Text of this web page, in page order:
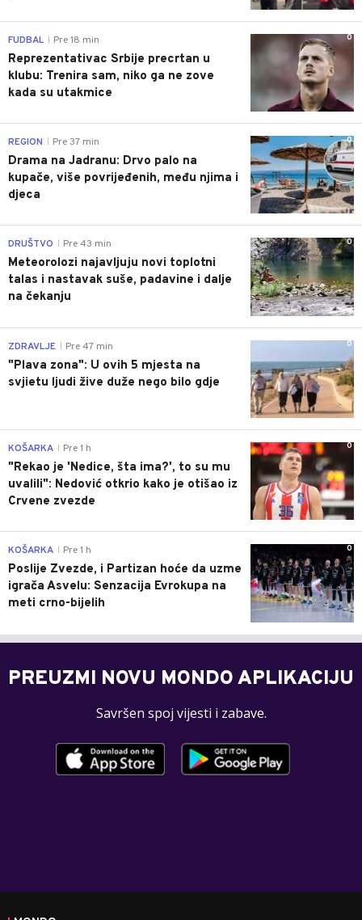
0
FUDBAL Pre 18 min
Reprezentativac Srbije precrtan u
klubu: Trenira sam, niko ga ne zove
kada su utakmice
0
REGION Pre 37 min
Drama na Jadranu: Drvo palo na
kupače, više povrijeđenih, među njima i
djeca
0
DRUŠTVO Pre 43 min
Meteorolozi najavljuju novi toplotni
talas i nastavak suše, padavine i dalje
na čekanju
0
ZDRAVLJE Pre 47 min
"Plava zona": U ovih 5 mjesta na
svjietu ljudi žive duže nego bilo gdje
0
KOŠARKA Pre 1 h
"Rekao je 'Nedice, šta ima?', to su mu
uvalili": Nedović otkrio kako je otišao iz
Crvene zvezde
0
KOŠARKA Pre 1 h
Poslije Zvezde, i Partizan hoće da uzme
igrača Asvelu: Senzacija Evrokupa na
meti crno-bijelih
PREUZMI NOVU MONDO APLIKACIJU
Savršen spoj vijesti i zabave.